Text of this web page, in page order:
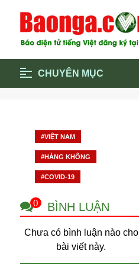
CHUYÊN MỤC
Cộng đồng
Cuộc sống quanh ta
Quảng cáo
#VIỆT NAM
#HÀNG KHÔNG
#COVID-19
0 BÌNH LUẬN
Chưa có bình luận nào cho
bài viết này.